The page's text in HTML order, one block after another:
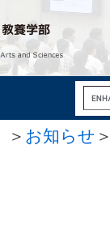
＞ お知らせ